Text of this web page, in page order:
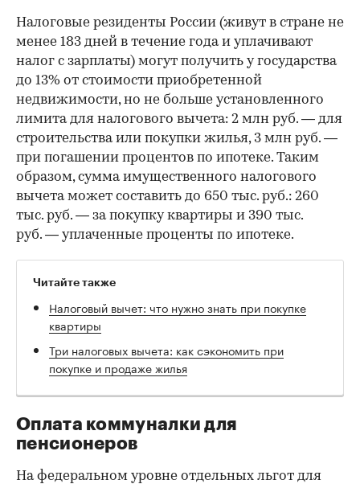
Налоговые резиденты России (живут в стране не
менее 183 дней в течение года и уплачивают
налог с зарплаты) могут получить у государства
до 13% от стоимости приобретенной
недвижимости, но не больше установленного
лимита для налогового вычета: 2 млн руб. — для
строительства или покупки жилья, 3 млн руб. —
при погашении процентов по ипотеке. Таким
образом, сумма имущественного налогового
вычета может составить до 650 тыс. руб.: 260
тыс. руб. — за покупку квартиры и 390 тыс.
руб. — уплаченные проценты по ипотеке.
Читайте также
Налоговый вычет: что нужно знать при покупке
квартиры
Три налоговых вычета: как сэкономить при
покупке и продаже жилья
Оплата коммуналки для
пенсионеров
На федеральном уровне отдельных льгот для